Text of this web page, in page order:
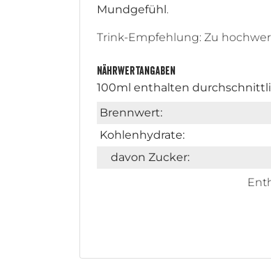
Mundgefühl.
Trink-Empfehlung: Zu
Nährwertangaben
100ml enthalten
Brennwert:
Kohlenhydrate:
davon Zucker: